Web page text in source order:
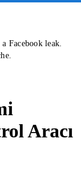
Facebook leak.
Aracı